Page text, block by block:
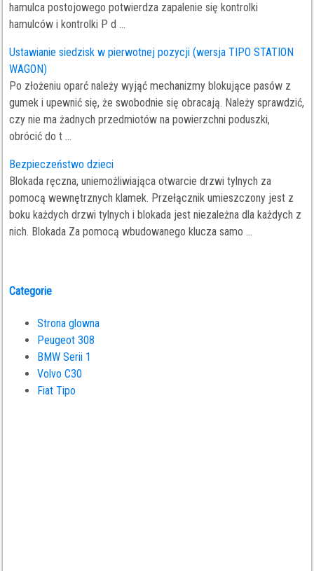
hamulca postojowego potwierdza zapalenie się kontrolki
hamulców i kontrolki P d ...
Ustawianie siedzisk w pierwotnej pozycji (wersja TIPO STATION
WAGON)
Po złożeniu oparć należy wyjąć mechanizmy blokujące pasów z
gumek i upewnić się, że swobodnie się obracają. Należy sprawdzić,
czy nie ma żadnych przedmiotów na powierzchni poduszki,
obrócić do t ...
Bezpieczeństwo dzieci
Blokada ręczna, uniemożliwiająca otwarcie drzwi tylnych za
pomocą wewnętrznych klamek. Przełącznik umieszczony jest z
boku każdych drzwi tylnych i blokada jest niezależna dla każdych z
nich. Blokada Za pomocą wbudowanego klucza samo ...
Categorie
Strona glowna
Peugeot 308
BMW Serii 1
Volvo C30
Fiat Tipo